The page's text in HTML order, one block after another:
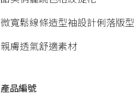
微寬鬆線條造型袖設計俐落版型
親膚透氣舒適素材
產品編號